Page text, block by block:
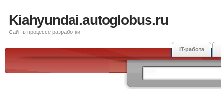
Kiahyundai.autoglobus.ru
Сайт в процессе разработки
IT-работа